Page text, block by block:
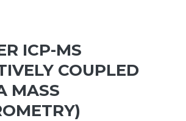
ICP-MS
COUPLED
MASS